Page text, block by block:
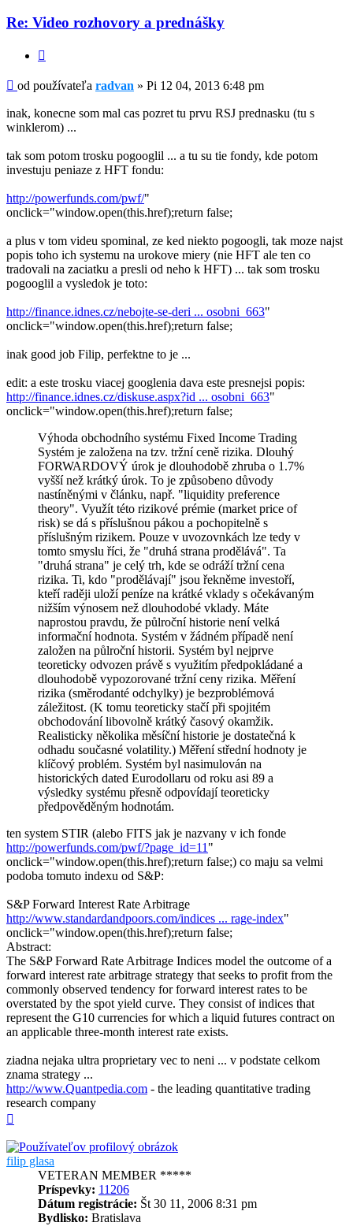
Re: Video rozhovory a prednášky
Príspevok
od používateľa radvan » Pi 12 04, 2013 6:48 pm
inak, konecne som mal cas pozret tu prvu RSJ prednasku (tu s
winklerom) ...
tak som potom trosku pogooglil ... a tu su tie fondy, kde potom
investuju peniaze z HFT fondu:
http://powerfunds.com/pwf/"
onclick="window.open(this.href);return false;
a plus v tom videu spominal, ze ked niekto pogoogli, tak moze najst
popis toho ich systemu na urokove miery (nie HFT ale ten co
tradovali na zaciatku a presli od neho k HFT) ... tak som trosku
pogooglil a vysledok je toto:
http://finance.idnes.cz/nebojte-se-deri ... osobni_663"
onclick="window.open(this.href);return false;
inak good job Filip, perfektne to je ...
edit: a este trosku viacej googlenia dava este presnejsi popis:
http://finance.idnes.cz/diskuse.aspx?id ... osobni_663"
onclick="window.open(this.href);return false;
Výhoda obchodního systému Fixed Income Trading
Systém je založena na tzv. tržní ceně rizika. Dlouhý
FORWARDOVÝ úrok je dlouhodobě zhruba o 1.7%
vyšší než krátký úrok. To je způsobeno důvody
nastíněnými v článku, např. "liquidity preference
theory". Využít této rizikové prémie (market price of
risk) se dá s příslušnou pákou a pochopitelně s
příslušným rizikem. Pouze v uvozovnkách lze tedy v
tomto smyslu říci, že "druhá strana prodělává". Ta
"druhá strana" je celý trh, kde se odráží tržní cena
rizika. Ti, kdo "prodělávají" jsou řekněme investoří,
kteří raději uloží peníze na krátké vklady s očekávaným
nižším výnosem než dlouhodobé vklady. Máte
naprostou pravdu, že půlroční historie není velká
informační hodnota. Systém v žádném případě není
založen na půlroční historii. Systém byl nejprve
teoreticky odvozen právě s využitím předpokládané a
dlouhodobě vypozorované tržní ceny rizika. Měření
rizika (směrodanté odchylky) je bezproblémová
záležitost. (K tomu teoreticky stačí při spojitém
obchodování libovolně krátký časový okamžik.
Realisticky několika měsíční historie je dostatečná k
odhadu současné volatility.) Měření střední hodnoty je
klíčový problém. Systém byl nasimulován na
historických dated Eurodollaru od roku asi 89 a
výsledky systému přesně odpovídají teoreticky
předpověděným hodnotám.
ten system STIR (alebo FITS jak je nazvany v ich fonde
http://powerfunds.com/pwf/?page_id=11 "
onclick="window.open(this.href);return false;) co maju sa velmi
podoba tomuto indexu od S&P:
S&P Forward Interest Rate Arbitrage
http://www.standardandpoors.com/indices ... rage-index"
onclick="window.open(this.href);return false;
Abstract:
The S&P Forward Rate Arbitrage Indices model the outcome of a
forward interest rate arbitrage strategy that seeks to profit from the
commonly observed tendency for forward interest rates to be
overstated by the spot yield curve. They consist of indices that
represent the G10 currencies for which a liquid futures contract on
an applicable three-month interest rate exists.
ziadna nejaka ultra proprietary vec to neni ... v podstate celkom
znama strategy ...
http://www.Quantpedia.com - the leading quantitative trading
research company
filip glasa
VETERAN MEMBER *****
Príspevky: 11206
Dátum registrácie: Št 30 11, 2006 8:31 pm
Bydlisko: Bratislava